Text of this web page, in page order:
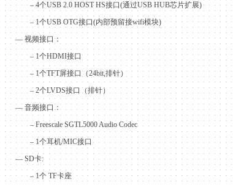
– 4个USB 2.0 HOST HS接口(通过USB HUB芯片扩展)
– 1个USB OTG接口(内部预留接wifi模块)
— 视频接口：
– 1个HDMI接口
– 1个TFT屏接口（24bit,排针）
– 2个LVDS接口（排针）
— 音频接口：
– Freescale SGTL5000 Audio Codec
– 1个耳机/MIC接口
— SD卡:
– 1个 TF卡座